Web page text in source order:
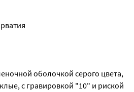
оболочкой серого цвета,
с гравировкой "10" и риской